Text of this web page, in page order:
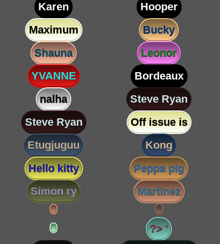
Karen
Hooper
Maximum
Bucky
Shauna
Leonor
YVANNE
Bordeaux
nalha
Steve Ryan
Steve Ryan
Off issue is
Etugjuguu
Kong
Hello kitty
Peppa pig
Simon ry
Martinez
?> '